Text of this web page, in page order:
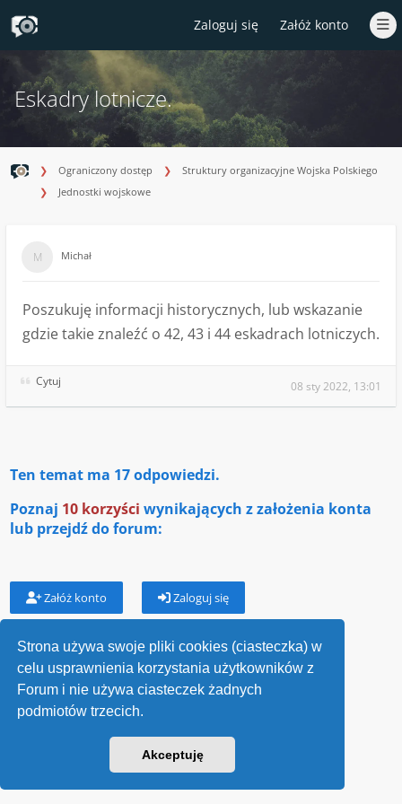
Strona używa swoje pliki cookies (ciasteczka) w
celu usprawnienia korzystania użytkowników z
Forum i nie używa ciasteczek żadnych
podmiotów trzecich.
Akceptuję
Zaloguj się Załóż konto
Eskadry lotnicze.
Ograniczony dostęp
Struktury organizacyjne Wojska Polskiego
Jednostki wojskowe
Michał
Poszukuję informacji historycznych, lub wskazanie
gdzie takie znaleźć o 42, 43 i 44 eskadrach lotniczych.
Cytuj 08 sty 2022, 13:01
Ten temat ma 17odpowiedzi.
Poznaj 10 korzyści wynikających z założenia konta
lub przejdź do forum:
Załóż konto Zaloguj się
Wróć do „Jednostki wojskowe”
v118
Powered byphpBB® Forum Software © phpBB Limited